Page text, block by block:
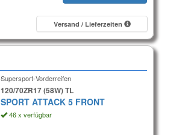
Versand / Lieferzeiten
Supersport-Vorderreifen
120/70ZR17 (58W) TL
SPORT ATTACK 5 FRONT
46 x verfügbar